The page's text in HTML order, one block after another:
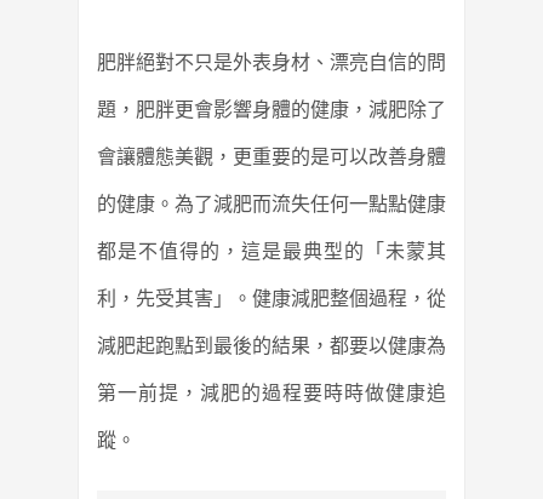
肥胖絕對不只是外表身材、漂亮自信的問
題，肥胖更會影響身體的健康，減肥除了
會讓體態美觀，更重要的是可以改善身體
的健康。為了減肥而流失任何一點點健康
都是不值得的，這是最典型的「未蒙其
利，先受其害」。健康減肥整個過程，從
減肥起跑點到最後的結果，都要以健康為
第一前提，減肥的過程要時時做健康追
蹤。